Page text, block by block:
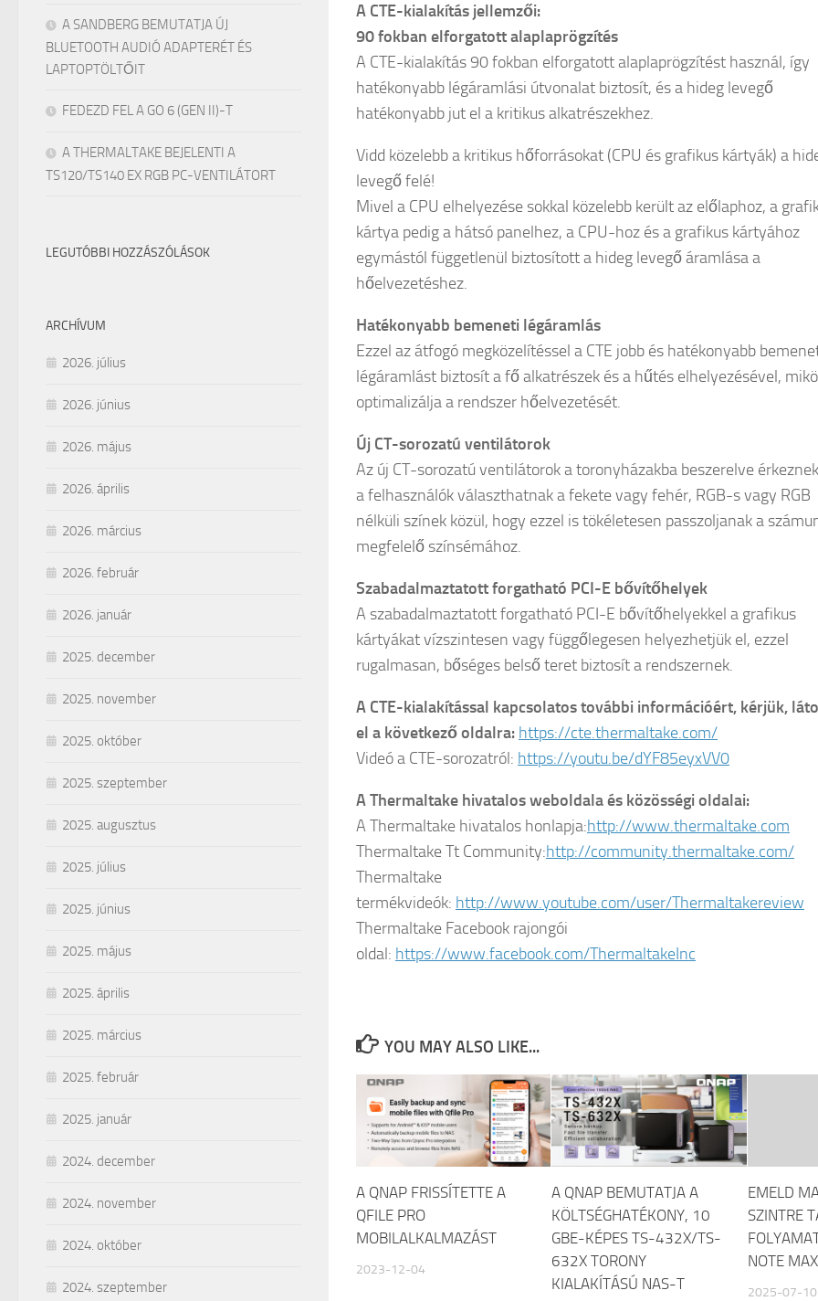
A CTE-kialakítás jellemzői:
90 fokban elforgatott alaplaprögzítés
A CTE-kialakítás 90 fokban elforgatott alaplaprögzítést használ, így
hatékonyabb légáramlási útvonalat biztosít, és a hideg levegő
hatékonyabb jut el a kritikus alkatrészekhez.
Vidd közelebb a kritikus hőforrásokat (CPU és grafikus kártyák) a
levegő felé!
Mivel a CPU elhelyezése sokkal közelebb került az előlaphoz, a
kártya pedig a hátsó panelhez, a CPU-hoz és a grafikus kártyához
egymástól függetlenül biztosított a hideg levegő áramlása a
hőelvezetéshez.
Hatékonyabb bemeneti légáramlás
Ezzel az átfogó megközelítéssel a CTE jobb és hatékonyabb
légáramlást biztosít a fő alkatrészek és a hűtés elhelyezésével,
optimalizálja a rendszer hőelvezetését.
Új CT-sorozatú ventilátorok
Az új CT-sorozatú ventilátorok a toronyházakba beszerelve
a felhasználók választhatnak a fekete vagy fehér, RGB-s vagy RGB
nélküli színek közül, hogy ezzel is tökéletesen passzoljanak a
megfelelő színsémához.
Szabadalmaztatott forgatható PCI-E bővítőhelyek
A szabadalmaztatott forgatható PCI-E bővítőhelyekkel a grafikus
kártyákat vízszintesen vagy függőlegesen helyezhetjük el, ezzel
rugalmasan, bőséges belső teret biztosít a rendszernek.
A CTE-kialakítással kapcsolatos további információért, kérjük,
el a következő oldalra: https://cte.thermaltake.com/
Videó a CTE-sorozatról: https://youtu.be/dYF85eyxVV0
A Thermaltake hivatalos weboldala és közösségi oldalai:
A Thermaltake hivatalos honlapja:http://www.thermaltake.com
Thermaltake Tt Community:http://community.thermaltake.com/
Thermaltake
termékvideók: http://www.youtube.com/user/Thermaltakereview
Thermaltake Facebook rajongói
oldal: https://www.facebook.com/ThermaltakeInc
YOU MAY ALSO LIKE...
A QNAP FRISSÍTETTE A
QFILE PRO
MOBILALKALMAZÁST
2023-12-04
A QNAP BEMUTATJA A
KÖLTSÉGHATÉKONY, 10
GBE-KÉPES TS-432X/TS-
632X TORONY
KIALAKÍTÁSÚ NAS-T
EMELD
SZINTRE
NOTE
2025-07-10
A SANDBERG BEMUTATJA ÚJ
BLUETOOTH AUDIÓ ADAPTERÉT ÉS
LAPTOPTÖLTŐIT
FEDEZD FEL A GO 6 (GEN II)-T
A THERMALTAKE BEJELENTI A
TS120/TS140 EX RGB PC-VENTILÁTORT
LEGUTÓBBI HOZZÁSZÓLÁSOK
ARCHÍVUM
2026. július
2026. június
2026. május
2026. április
2026. március
2026. február
2026. január
2025. december
2025. november
2025. október
2025. szeptember
2025. augusztus
2025. július
2025. június
2025. május
2025. április
2025. március
2025. február
2025. január
2024. december
2024. november
2024. október
2024. szeptember